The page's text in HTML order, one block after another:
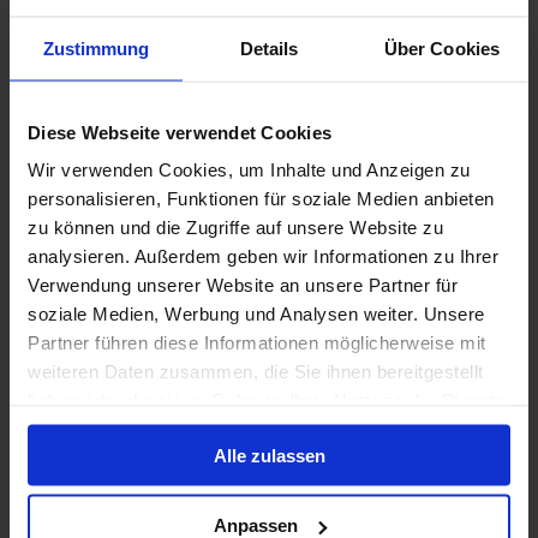
Zustimmung Details Über Cookies
Diese Webseite verwendet Cookies
Wir verwenden Cookies, um Inhalte und Anzeigen zu
personalisieren, Funktionen für soziale Medien anbieten
zu können und die Zugriffe auf unsere Website zu
analysieren. Außerdem geben wir Informationen zu Ihrer
Verwendung unserer Website an unsere Partner für
soziale Medien, Werbung und Analysen weiter. Unsere
Partner führen diese Informationen möglicherweise mit
weiteren Daten zusammen, die Sie ihnen bereitgestellt
gesammelt haben.
Alle zulassen
Anpassen
MSC Cruises - Vitamin Sea - tot 50% korting
31 mrt. 2027 18Nachten
€ 1.409 p.p. € 1.609p.p. € 1.829p.p.
Alleen Cruise
Zuidoost-Azië vanaf Singapore, Singapore met de
Westerdam
Volpension Premium rederij